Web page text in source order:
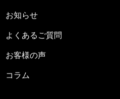
お知らせ
よくあるご質問
お客様の声
コラム